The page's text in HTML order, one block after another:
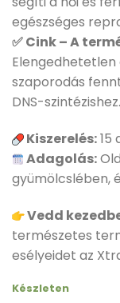
egészséges
✅ Cink – A
szaporodás
DNS-szintézishez.
Kiszerelés:15
Adagolás:
gyümölcslében,
Vedd
természetes
esélyeidet az
Készleten